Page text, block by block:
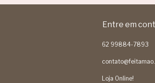
Entre em
62 99884-7893
Loja Online!